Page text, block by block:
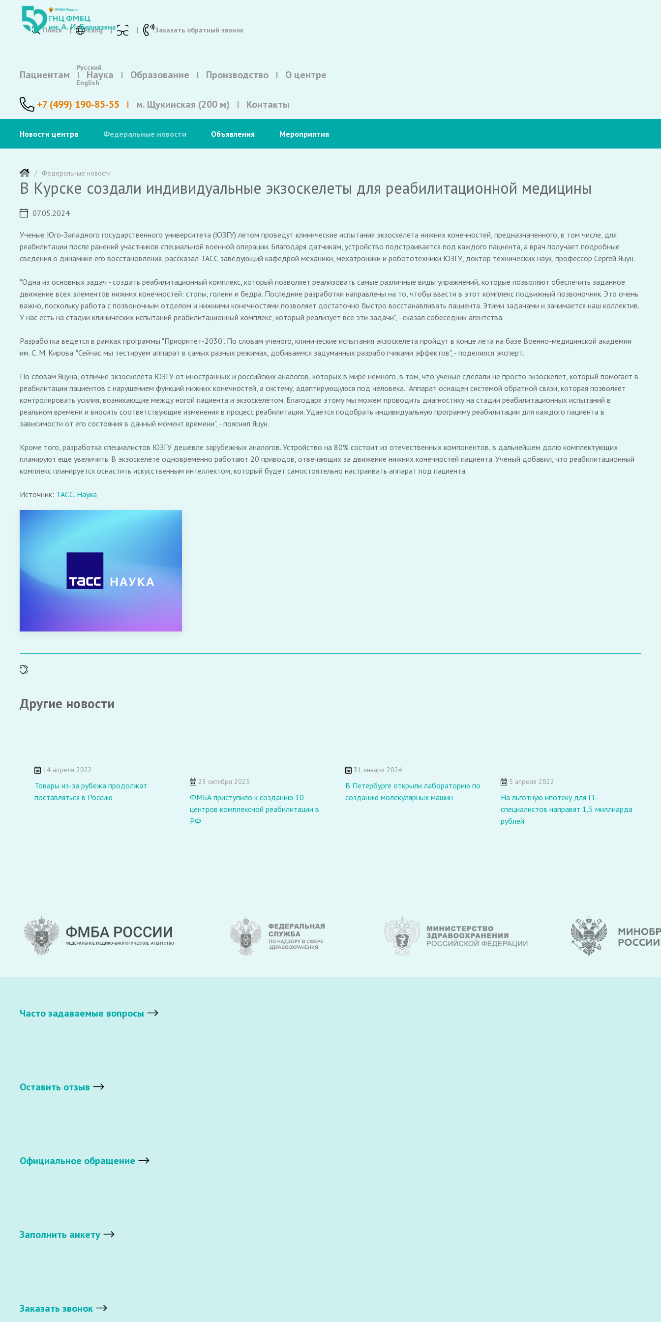
Поиск Lang
Русский
English
Заказать обратный звонок
Пациентам Наука Образование Производство О центре
+7 (499) 190-85-55 м. Щукинская (200 м) Контакты
Новости центра Федеральные новости Объявления Мероприятия
Федеральные новости
В Курске создали индивидуальные экзоскелеты для реабилитационной медицины
07.05.2024
Ученые Юго-Западного государственного университета (ЮЗГУ) летом проведут клинические испытания экзоскелета нижних конечностей, предназначенного, в том числе, для
реабилитации после ранений участников специальной военной операции. Благодаря датчикам, устройство подстраивается под каждого пациента, а врач получает подробные
сведения о динамике его восстановления, рассказал ТАСС заведующий кафедрой механики, мехатроники и робототехники ЮЗГУ, доктор технических наук, профессор Сергей Яцун.
"Одна из основных задач - создать реабилитационный комплекс, который позволяет реализовать самые различные виды упражнений, которые позволяют обеспечить заданное
движение всех элементов нижних конечностей: стопы, голени и бедра. Последние разработки направлены на то, чтобы ввести в этот комплекс подвижный позвоночник. Это очень
важно, поскольку работа с позвоночным отделом и нижними конечностями позволяет достаточно быстро восстанавливать пациента. Этими задачами и занимается наш коллектив.
У нас есть на стадии клинических испытаний реабилитационный комплекс, который реализует все эти задачи", - сказал собеседник агентства.
Разработка ведется в рамках программы "Приоритет-2030". По словам ученого, клинические испытания экзоскелета пройдут в конце лета на базе Военно-медицинской академии
им. С. М. Кирова. "Сейчас мы тестируем аппарат в самых разных режимах, добиваемся задуманных разработчиками эффектов", - поделился эксперт.
По словам Яцуна, отличие экзоскелета ЮЗГУ от иностранных и российских аналогов, которых в мире немного, в том, что ученые сделали не просто экзоскелет, который помогает в
реабилитации пациентов с нарушением функций нижних конечностей, а систему, адаптирующуюся под человека. "Аппарат оснащен системой обратной связи, которая позволяет
контролировать усилия, возникающие между ногой пациента и экзоскелетом. Благодаря этому мы можем проводить диагностику на стадии реабилитационных испытаний в
реальном времени и вносить соответствующие изменения в процесс реабилитации. Удается подобрать индивидуальную программу реабилитации для каждого пациента в
зависимости от его состояния в данный момент времени", - пояснил Яцун.
Кроме того, разработка специалистов ЮЗГУ дешевле зарубежных аналогов. Устройство на 80% состоит из отечественных компонентов, в дальнейшем долю комплектующих
планируют еще увеличить. В экзоскелете одновременно работают 20 приводов, отвечающих за движение нижних конечностей пациента. Ученый добавил, что реабилитационный
комплекс планируется оснастить искусственным интеллектом, который будет самостоятельно настраивать аппарат под пациента.
Источник: ТАСС. Наука
Другие новости
14 апреля 2022
Товары из-за рубежа продолжат
поставляться в Россию
23 октября 2025
ФМБА приступило к созданию 10
центров комплексной реабилитации в
РФ
31 января 2024
В Петербурге открыли лабораторию по
созданию молекулярных машин
5 апреля 2022
На льготную ипотеку для IT-
специалистов направят 1,5 миллиарда
рублей
Часто задаваемые вопросы
Оставить отзыв
Официальное обращение
Заполнить анкету
Заказать звонок